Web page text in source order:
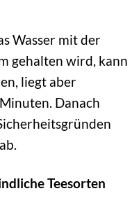
Wasser mit der
gehalten wird, kann
liegt aber
Danach
Teesorten